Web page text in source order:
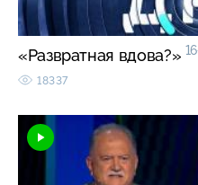
«Развратная вдова?»
18337